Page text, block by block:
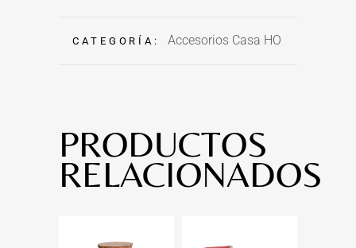
CATEGORÍA: Accesorios Casa HO
PRODUCTOS
RELACIONADOS